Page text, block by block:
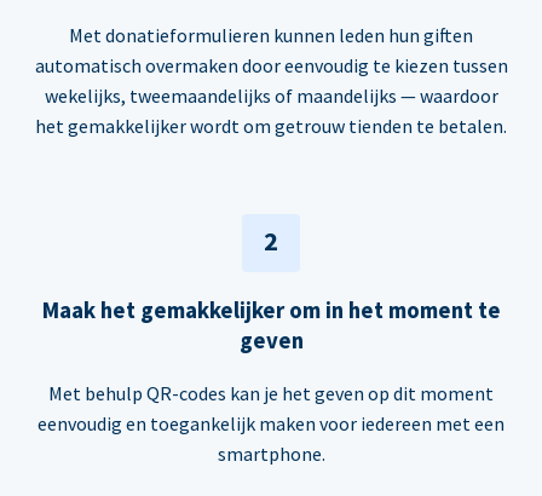
Met donatieformulieren kunnen leden hun giften
automatisch overmaken door eenvoudig te kiezen tussen
wekelijks, tweemaandelijks of maandelijks — waardoor
het gemakkelijker wordt om getrouw tienden te betalen.
2
Maak het gemakkelijker om in het moment te
geven
Met behulp QR-codes kan je het geven op dit moment
eenvoudig en toegankelijk maken voor iedereen met een
smartphone.